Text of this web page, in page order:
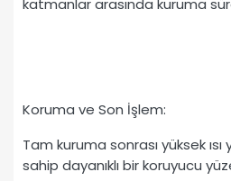
katmanlar arasında kuruma
Koruma ve Son İşlem:
Tam kuruma sonrası yüksek
sahip dayanıklı bir koruyucu